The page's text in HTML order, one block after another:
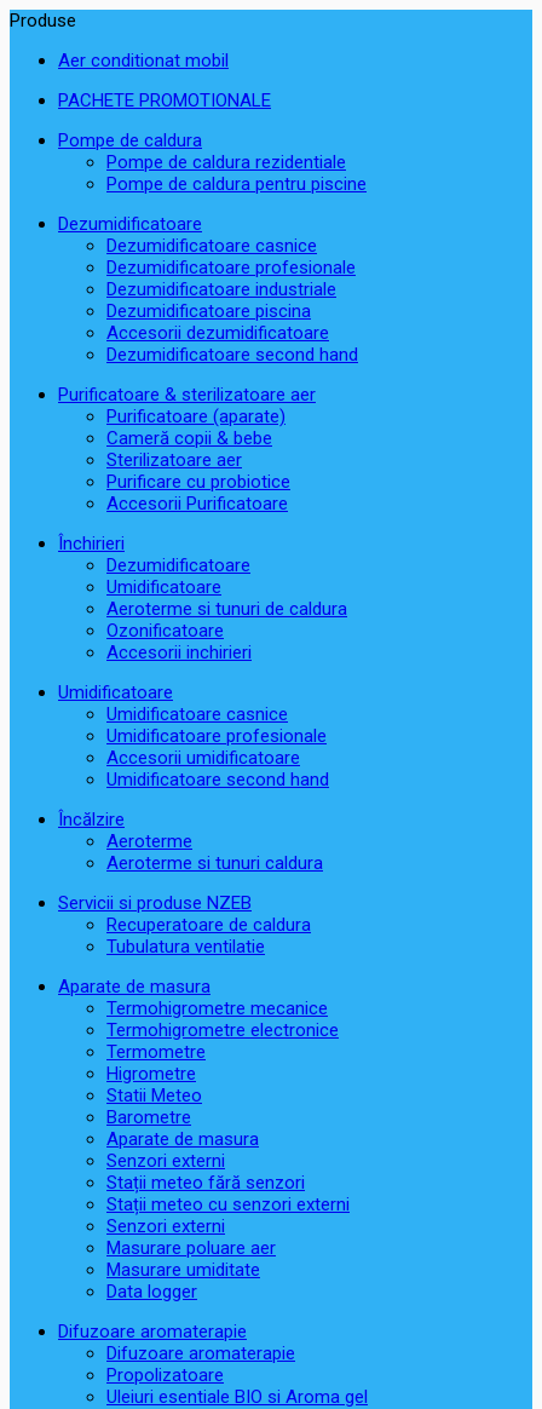
Produse
Aer conditionat mobil
PACHETE PROMOTIONALE
Pompe de caldura
Pompe de caldura rezidentiale
Pompe de caldura pentru piscine
Dezumidificatoare
Dezumidificatoare casnice
Dezumidificatoare profesionale
Dezumidificatoare industriale
Dezumidificatoare piscina
Accesorii dezumidificatoare
Dezumidificatoare second hand
Purificatoare & sterilizatoare aer
Purificatoare (aparate)
Cameră copii & bebe
Sterilizatoare aer
Purificare cu probiotice
Accesorii Purificatoare
Închirieri
Dezumidificatoare
Umidificatoare
Aeroterme si tunuri de caldura
Ozonificatoare
Accesorii inchirieri
Umidificatoare
Umidificatoare casnice
Umidificatoare profesionale
Accesorii umidificatoare
Umidificatoare second hand
Încălzire
Aeroterme
Aeroterme si tunuri caldura
Servicii si produse NZEB
Recuperatoare de caldura
Tubulatura ventilatie
Aparate de masura
Termohigrometre mecanice
Termohigrometre electronice
Termometre
Higrometre
Statii Meteo
Barometre
Aparate de masura
Senzori externi
Stații meteo fără senzori
Stații meteo cu senzori externi
Senzori externi
Masurare poluare aer
Masurare umiditate
Data logger
Difuzoare aromaterapie
Difuzoare aromaterapie
Propolizatoare
Uleiuri esentiale BIO si Aroma gel